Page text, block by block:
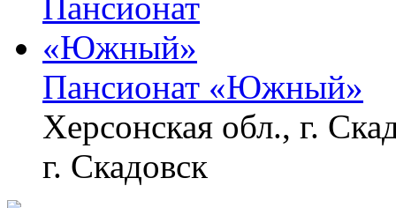
Пансионат «Южный»
Херсонская обл., г.
г. Скадовск